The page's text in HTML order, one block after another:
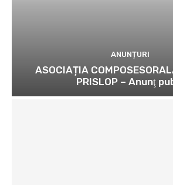
ANUNȚURI
ASOCIAȚIA
PRISLOP – Anunţ